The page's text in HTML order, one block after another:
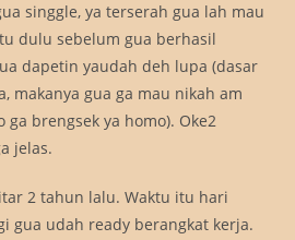
singgle, ya terserah gua lah mau
dulu sebelum gua berhasil
dapetin yaudah deh lupa (dasar
makanya gua ga mau nikah am
brengsek ya homo). Oke2
jelas.
2 tahun lalu. Waktu itu hari
gua udah ready berangkat kerja.